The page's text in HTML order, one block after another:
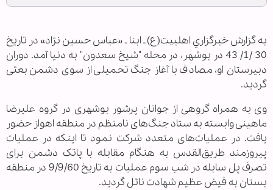
به گزارش خبرگزاري اهل‎بيت(ع) ـ ابنا ـ «عباس حسین نژاد» در تاریخ
30 /1/ 43 در بوشهر، در محله "شیخ سعدون" به دنیا آمد. دوران
دبیرستان او، مصادف با آغاز جنگ تحمیلی از سوی دشمن بعثی
گردید.
وی به همراه گروهی از جوانان پرشور بوشهری در گروه علیرضا
ماهینی وابسته به ستاد جنگ‌های نامنظم در منطقه اهواز حضور
یافت. در عملیات‌های متعدد شرکت نمود تا اینکه در عملیات
پیروزمند طریق‌القدس به هنگام مقابله با پاتک دشمن برای
تصرف پل سابله در شب سوم عملیات به تاریخ 9/9/60 در منطقه
بستان به فیض عظیم شهادت نائل گردید.